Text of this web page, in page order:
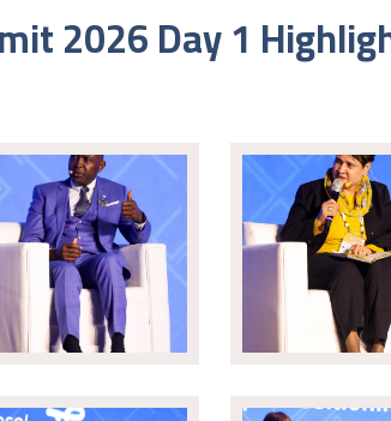
2026 Day 1